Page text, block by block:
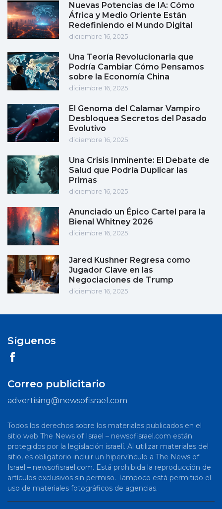
Nuevas Potencias de IA: Cómo
África y Medio Oriente Están
Redefiniendo el Mundo Digital
diciembre 16, 2025
Una Teoría Revolucionaria que
Podría Cambiar Cómo Pensamos
sobre la Economía China
diciembre 16, 2025
El Genoma del Calamar Vampiro
Desbloquea Secretos del Pasado
Evolutivo
diciembre 16, 2025
Una Crisis Inminente: El Debate de
Salud que Podría Duplicar las
Primas
diciembre 16, 2025
Anunciado un Épico Cartel para la
Bienal Whitney 2026
diciembre 16, 2025
Jared Kushner Regresa como
Jugador Clave en las
Negociaciones de Trump
diciembre 16, 2025
Síguenos
Correo publicitario
advertising@newsofisrael.com
Todos los derechos sobre los materiales publicados en el
sitio web The News of Israel – newsofisrael.com están
protegidos por la legislación israelí. Al utilizar materiales del
sitio, es obligatorio incluir un hipervínculo a The News of
Israel – newsofisrael.com. Está prohibida la reproducción de
artículos exclusivos sin permiso. Tampoco está permitido el
uso de materiales fotográficos de agencias.